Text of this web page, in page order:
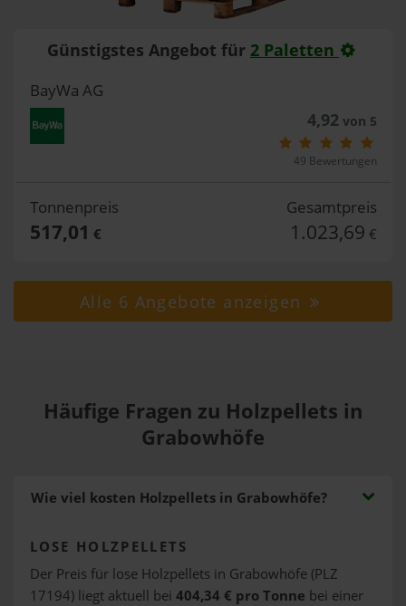
Günstigstes Angebot für 2 Paletten
BayWa AG
4,92von 5
49 Bewertungen
Tonnenpreis
517,01 €
Gesamtpreis
1.023,69 €
Alle 6 Angebote anzeigen
Häufige Fragen zu Holzpellets in
Grabowhöfe
Wie viel kosten Holzpellets in Grabowhöfe?
LOSE HOLZPELLETS
Der Preis für lose Holzpellets in Grabowhöfe (PLZ
17194) liegt aktuell bei 404,34 € pro Tonne bei einer